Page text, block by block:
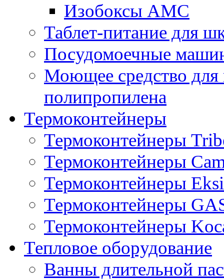
Изобоксы AMC
Таблет-питание для
Посудомоечные
Моющее средство для
полипропилена
Термоконтейнеры
Термоконтейнеры
Термоконтейнеры
Термоконтейнеры Eksi
Термоконтейнеры
Термоконтейнеры
Тепловое оборудование
Ванны длительной